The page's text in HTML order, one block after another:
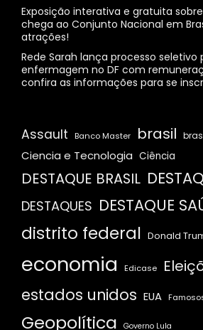
Exposição interativa e gratuita
chega ao Conjunto Nacional em
atrações!
Rede Sarah lança processo
enfermagem no DF com
confira as informações para se
Assault Banco Master brasil
Ciencia e Tecnologia Ciência
DESTAQUE BRASIL
DESTAQUES DESTAQUE
distrito federal Donald
economia Edicase
estados unidos EUA
Geopolítica Governo Lula